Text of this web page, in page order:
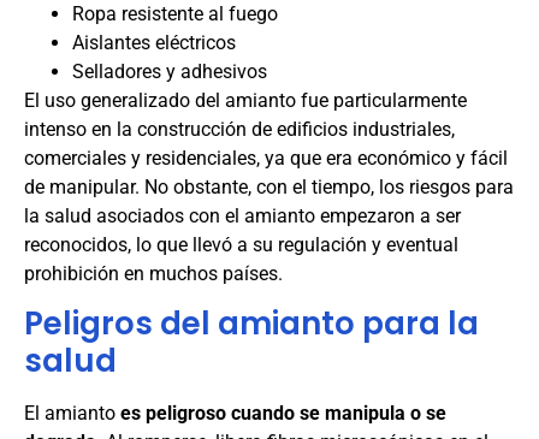
Ropa resistente al fuego
Aislantes eléctricos
Selladores y adhesivos
El uso generalizado del amianto fue particularmente
intenso en la construcción de edificios industriales,
comerciales y residenciales, ya que era económico y fácil
de manipular. No obstante, con el tiempo, los riesgos para
la salud asociados con el amianto empezaron a ser
reconocidos, lo que llevó a su regulación y eventual
prohibición en muchos países.
Peligros del amianto para la
salud
El amianto es peligroso cuando se manipula o se